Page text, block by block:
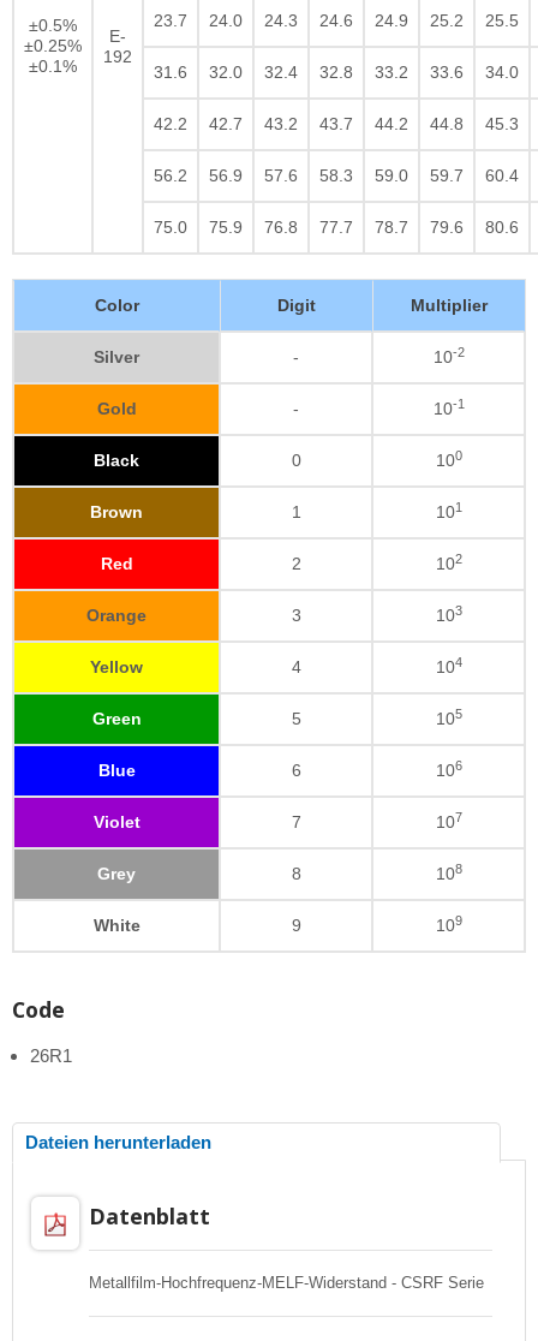
±0.5%
±0.25%
±0.1%
E-
192
23.7 24.0 24.3 24.6 24.9 25.2 25.5
31.6 32.0 32.4 32.8 33.2 33.6 34.0
42.2 42.7 43.2 43.7 44.2 44.8 45.3
56.2 56.9 57.6 58.3 59.0 59.7 60.4
75.0 75.9 76.8 77.7 78.7 79.6 80.6
Color Digit Multiplier
Silver - 10-2
Gold - 10-1
Black 0 100
Brown 1 101
Red 2 102
Orange 3 103
Yellow 4 104
Green 5 105
Blue 6 106
Violet 7 107
Grey 8 108
White 9 109
Code
26R1
Dateien herunterladen
Datenblatt
Metallfilm-Hochfrequenz-MELF-Widerstand - CSRF Serie